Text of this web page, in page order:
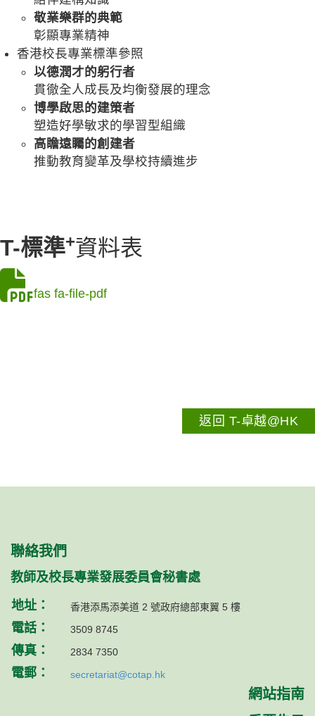
敬業樂群的典範
彰顯專業精神
香港校長專業標準參照
以德潤才的躬行者
貫徹全人成長及均衡發展的理念
博學啟思的建策者
塑造好學敏求的學習型組織
高瞻遠矚的創建者
推動教育變革及學校持續進步
T-標準+資料表
fas fa-file-pdf
返回 T-卓越@HK
聯絡我們
教師及校長專業發展委員會秘書處
地址：
香港添馬添美道 2 號政府總部東翼 5 樓
電話： 3509 8745
傳真： 2834 7350
電郵： secretariat@cotap.hk
網站指南